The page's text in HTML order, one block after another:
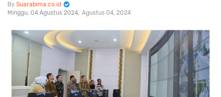
Suarabima.co.id
Minggu, 04 Agustus 2024 Agustus 04, 2024